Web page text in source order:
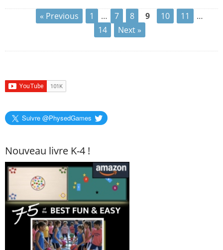
« Previous 1 … 7 8 9 10 11
…
14
Next »
Suivre @PhysedGames
Nouveau livre K-4 !